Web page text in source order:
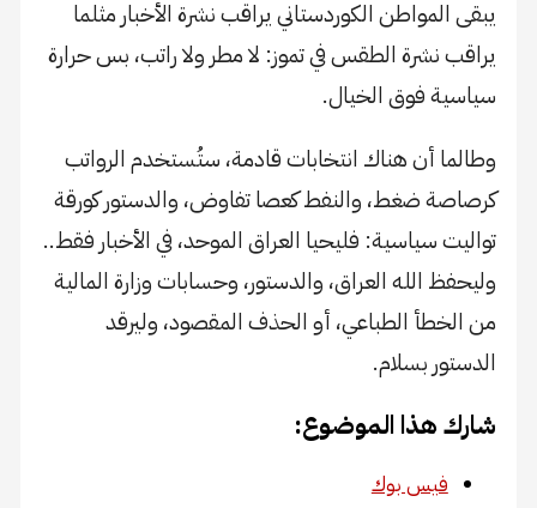
يبقى المواطن الكوردستاني يراقب نشرة الأخبار مثلما
يراقب نشرة الطقس في تموز: لا مطر ولا راتب، بس حرارة
سياسية فوق الخيال.
وطالما أن هناك انتخابات قادمة، ستُستخدم الرواتب
كرصاصة ضغط، والنفط كعصا تفاوض، والدستور كورقة
تواليت سياسية: فليحيا العراق الموحد، في الأخبار فقط..
وليحفظ الله العراق، والدستور، وحسابات وزارة المالية
من الخطأ الطباعي، أو الحذف المقصود، وليرقد
الدستور بسلام.
شارك هذا الموضوع:
فيس بوك